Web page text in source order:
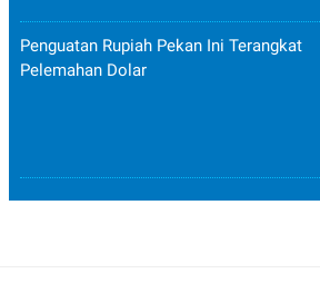
Penguatan Rupiah Pekan Ini Terangkat
Pelemahan Dolar